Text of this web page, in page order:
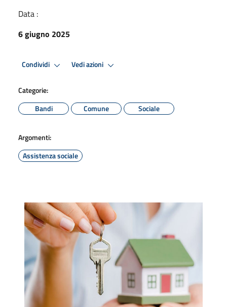
Data :
6 giugno 2025
Condividi Vedi azioni
Categorie:
Bandi
Comune Sociale
Argomenti:
Assistenza sociale